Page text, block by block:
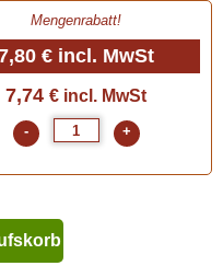
Mengenrabatt!
€ incl. MwSt
7,74 € incl. MwSt
- +